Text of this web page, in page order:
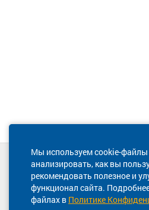
Мы используем cookie-файлы
анализировать, как вы
рекомендовать полезное и
функционал сайта.
файлах в Политике
Техническая
8 800 600-